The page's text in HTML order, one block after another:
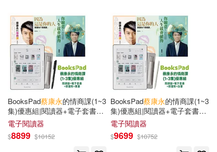
BooksPad蔡康永的情商課(1~3
集)優惠組|閱讀器+電子套書
+保護殼+黑筆
電子閱讀器
$8899 $10152
BooksPad蔡康永的情商課(1~3
集)優惠組|閱讀器+電子套書
+保護殼+白筆
電子閱讀器
$9699 $10752